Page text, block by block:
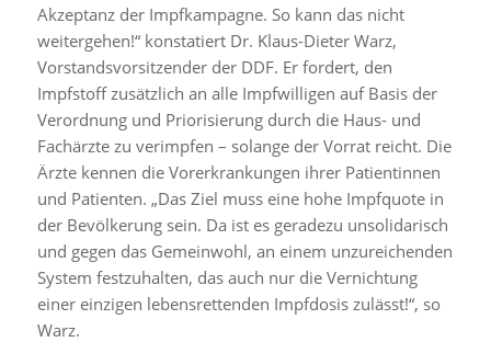
Akzeptanz der Impfkampagne. So kann das nicht
weitergehen!“ konstatiert Dr. Klaus-Dieter Warz,
Vorstandsvorsitzender der DDF. Er fordert, den
Impfstoff zusätzlich an alle Impfwilligen auf Basis der
Verordnung und Priorisierung durch die Haus- und
Fachärzte zu verimpfen – solange der Vorrat reicht. Die
Ärzte kennen die Vorerkrankungen ihrer Patientinnen
und Patienten. „Das Ziel muss eine hohe Impfquote in
der Bevölkerung sein. Da ist es geradezu unsolidarisch
und gegen das Gemeinwohl, an einem unzureichenden
System festzuhalten, das auch nur die Vernichtung
einer einzigen lebensrettenden Impfdosis zulässt!“, so
Warz.